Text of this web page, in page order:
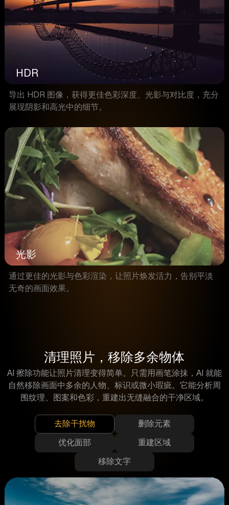
HDR
导出 HDR 图像，获得更佳色彩深度、光影与对比度，充分
展现阴影和高光中的细节。
光影
通过更佳的光影与色彩渲染，让照片焕发活力，告别平淡
无奇的画面效果。
清理照片，移除多余物体
AI 擦除功能让照片清理变得简单。只需用画笔涂抹，AI 就能
自然移除画面中多余的人物、标识或微小瑕疵。它能分析周
围纹理、图案和色彩，重建出无缝融合的干净区域。
去除干扰物 删除元素
优化面部 重建区域
移除文字